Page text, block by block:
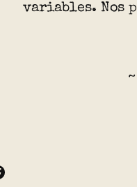
variables. Nos